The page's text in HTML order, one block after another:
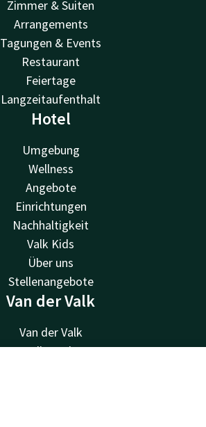
Zimmer & Suiten
Arrangements
Tagungen & Events
Restaurant
Feiertage
Langzeitaufenthalt
Hotel
Umgebung
Wellness
Angebote
Einrichtungen
Nachhaltigkeit
Valk Kids
Über uns
Stellenangebote
Van der Valk
Van der Valk
Valk Deals